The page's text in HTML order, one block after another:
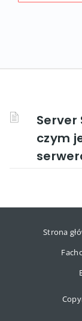
Server
czym
Strona